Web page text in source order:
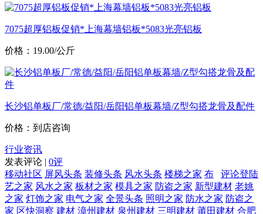
7075超厚铝板促销*上海幕墙铝板*5083光亮铝板
价格：19.00/公斤
长沙铝单板厂/常德/益阳/岳阳铝单板幕墙/Z型勾搭龙骨及配件
价格：到店咨询
行业资讯
发表评论 | 0评
评论登陆
移动社区 屏风头条 装修头条 风水头条 楼梯之家 布
艺之家 风水之家 板材之家 模具之家 防盗之家 新型建材 老姚
之家 灯饰之家 电气之家 全景头条 照明之家 防水之家 防盗之
家 区快洞察 建材 漳州建材 泉州建材 三明建材 莆田建材 合肥